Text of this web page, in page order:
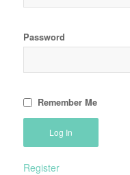
Password
Remember Me
Register